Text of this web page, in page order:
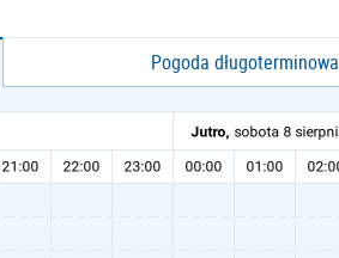
Pogoda długoterminowa